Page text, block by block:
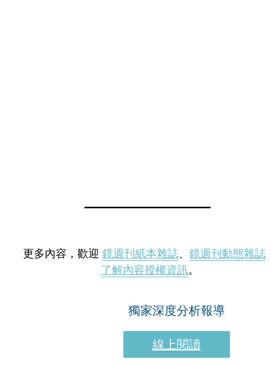
更多內容，歡迎 鏡週刊紙本雜誌、 鏡週刊動態雜誌
了解內容授權資訊。
獨家深度分析報導
線上閱讀